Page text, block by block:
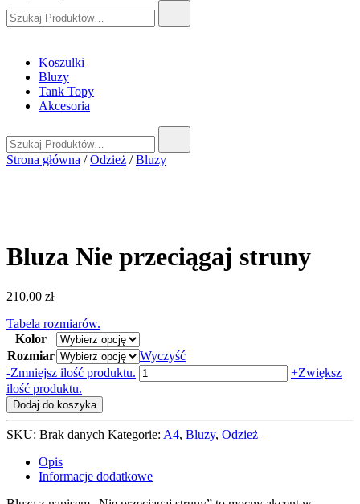
Koszulki
Bluzy
Tank Topy
Akcesoria
Strona główna /Odzież /Bluzy
Bluza Nie przeciągaj struny
210,00 zł
Tabela rozmiarów.
Kolor
Rozmiar
Wyczyść
-Zmniejsz ilość produktu. ilość
Bluza
struny
+Zwiększ
ilość produktu.
Dodaj do koszyka
SKU: Brak danych Kategorie: A4, Bluzy, Odzież
Opis
Informacje dodatkowe